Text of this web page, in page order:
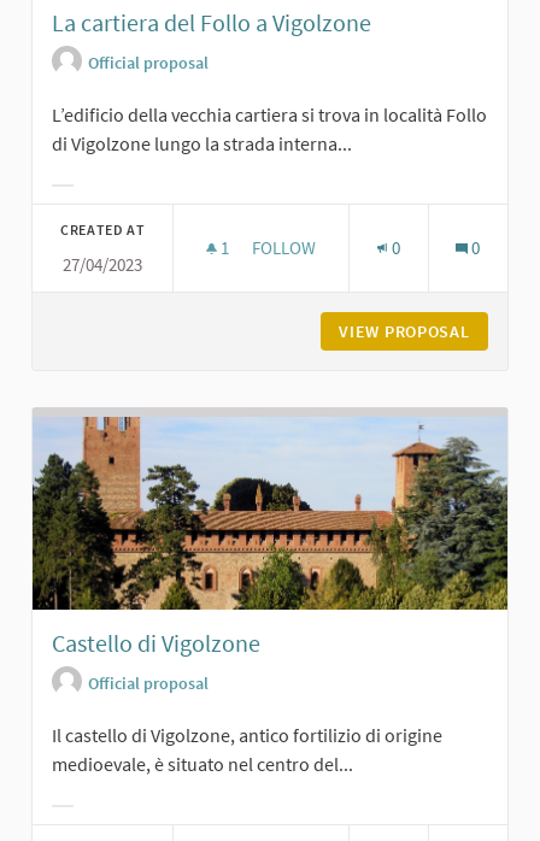
La cartiera del Follo a Vigolzone
Official proposal
L’edificio della vecchia cartiera si trova in località Follo
di Vigolzone lungo la strada interna...
CREATED AT
27/04/2023
1 1 FOLLOWER
FOLLOW 0 0
VIEW PROPOSAL
Castello di Vigolzone
Official proposal
Il castello di Vigolzone, antico fortilizio di origine
medioevale, è situato nel centro del...